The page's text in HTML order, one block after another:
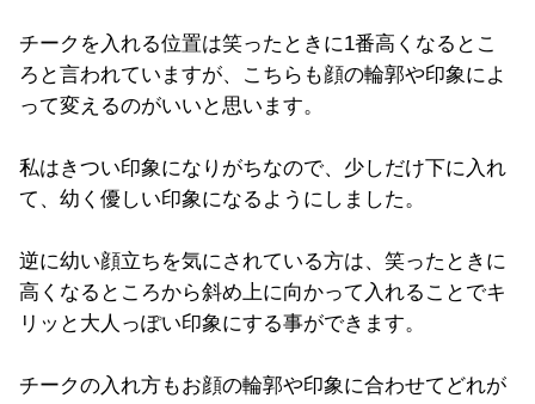
チークを入れる位置は笑ったときに1番高くなるとこ
ろと言われていますが、こちらも顔の輪郭や印象によ
って変えるのがいいと思います。
私はきつい印象になりがちなので、少しだけ下に入れ
て、幼く優しい印象になるようにしました。
逆に幼い顔立ちを気にされている方は、笑ったときに
高くなるところから斜め上に向かって入れることでキ
リッと大人っぽい印象にする事ができます。
チークの入れ方もお顔の輪郭や印象に合わせてどれが